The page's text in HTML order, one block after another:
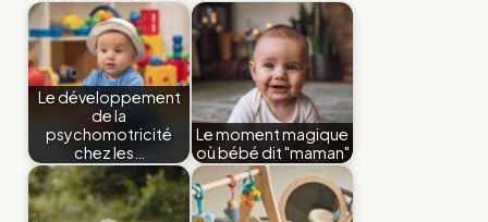
Le développement
de la
psychomotricité
chez les…
Le moment magique
où bébé dit "maman"